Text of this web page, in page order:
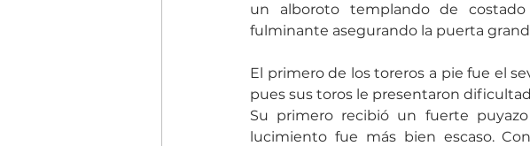
un alboroto templando de
fulminante asegurando la puerta
El primero de los toreros a pie fue el
pues sus toros le presentaron
Su primero recibió un fuerte
lucimiento fue más bien escaso.